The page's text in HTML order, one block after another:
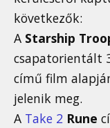
következők:
A Starship
csapatorientált
című film
jelenik meg.
A Take 2 Rune